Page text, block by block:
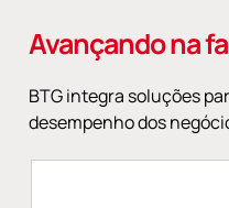
Avançando na
BTG integra soluções
desempenho dos